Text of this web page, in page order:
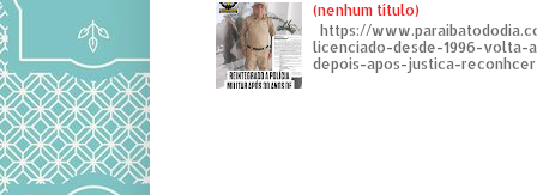
(nenhum título)
https://
licenciado-desde-1996-volta-
depois-apos-justica-